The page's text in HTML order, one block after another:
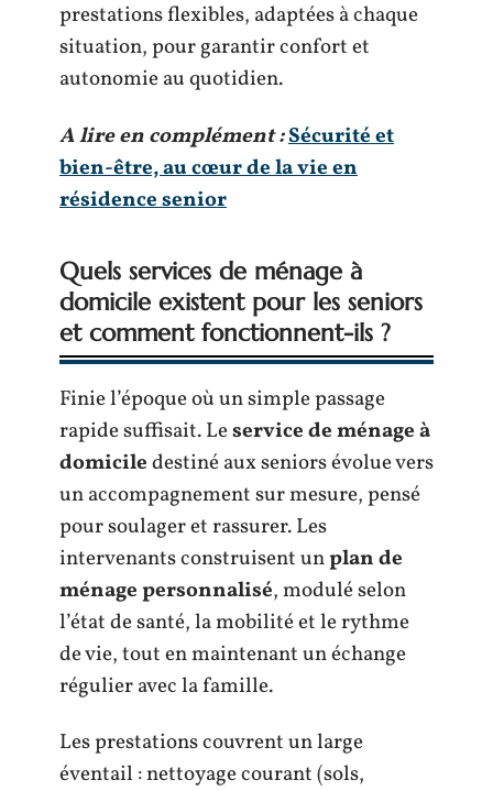
prestations flexibles, adaptées à chaque
situation, pour garantir confort et
autonomie au quotidien.
A lire en complément :Sécurité et
bien-être, au cœur de la vie en
résidence senior
Quels services de ménage à
domicile existent pour les seniors
et comment fonctionnent-ils ?
Finie l’époque où un simple passage
rapide suffisait. Leservice de ménage à
domiciledestiné aux seniors évolue vers
un accompagnement sur mesure, pensé
pour soulager et rassurer. Les
intervenants construisent unplan de
ménage personnalisé, modulé selon
l’état de santé, la mobilité et le rythme
de vie, tout en maintenant un échange
régulier avec la famille.
Les prestations couvrent un large
éventail : nettoyage courant (sols,